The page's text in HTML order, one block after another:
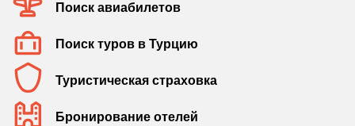
Поиск авиабилетов
Поиск туров в Турцию
Туристическая страховка
Бронирование отелей